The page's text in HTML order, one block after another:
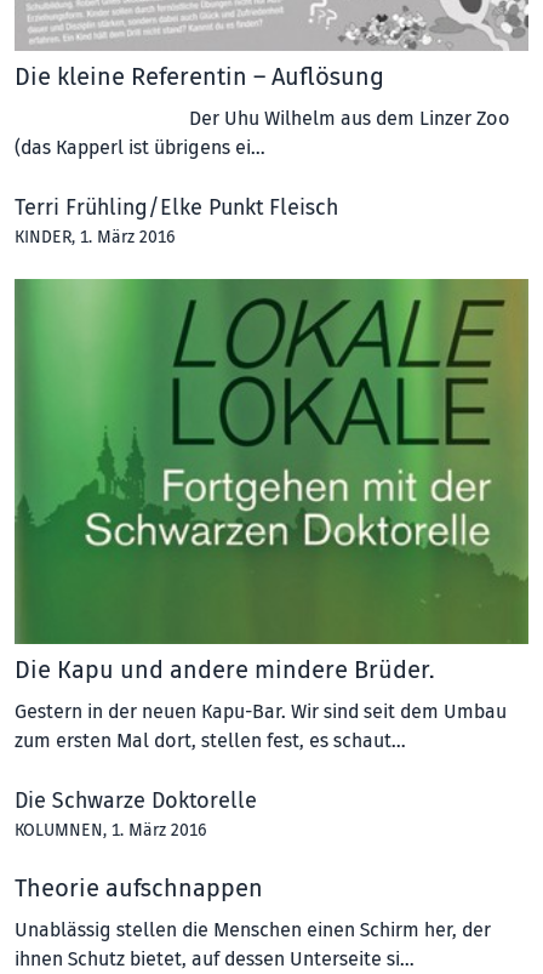
Die kleine Referentin – Auflösung
Der Uhu Wilhelm aus dem Linzer Zoo
(das Kapperl ist übrigens ei…
Terri Frühling/Elke Punkt Fleisch
KINDER, 1. März 2016
Die Kapu und andere mindere Brüder.
Gestern in der neuen Kapu-Bar. Wir sind seit dem Umbau
zum ersten Mal dort, stellen fest, es schaut…
Die Schwarze Doktorelle
KOLUMNEN, 1. März 2016
Theorie aufschnappen
Unablässig stellen die Menschen einen Schirm her, der
ihnen Schutz bietet, auf dessen Unterseite si…